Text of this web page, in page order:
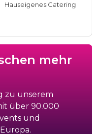
Hauseigenes Catering
mehr
zu unserem
über 90.000
und